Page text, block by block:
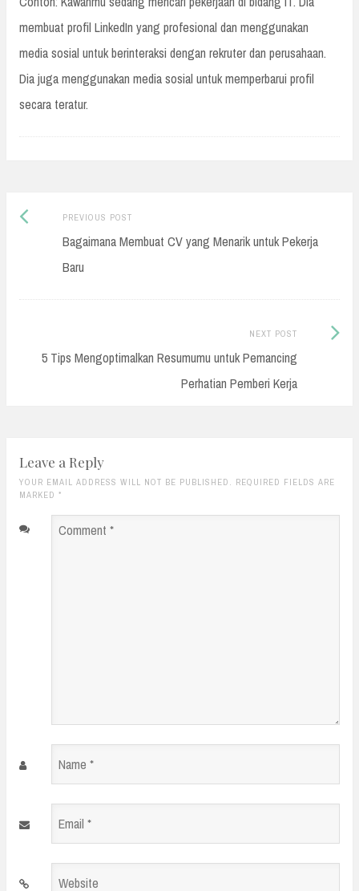
membuat profil LinkedIn yang profesional dan menggunakan
media sosial untuk berinteraksi dengan rekruter dan perusahaan.
Dia juga menggunakan media sosial untuk memperbarui profil
secara teratur.
Post
navigation
PREVIOUS POSTPrevious
post:
Bagaimana Membuat CV yang Menarik untuk Pekerja
Baru
NEXT POST
5 Tips Mengoptimalkan Resumumu untuk Pemancing
Perhatian Pemberi Kerja
Next
Leave a Reply
YOUR EMAIL ADDRESS WILL NOT BE PUBLISHED. REQUIRED FIELDS ARE
MARKED *
Comment
Name
Email
Website